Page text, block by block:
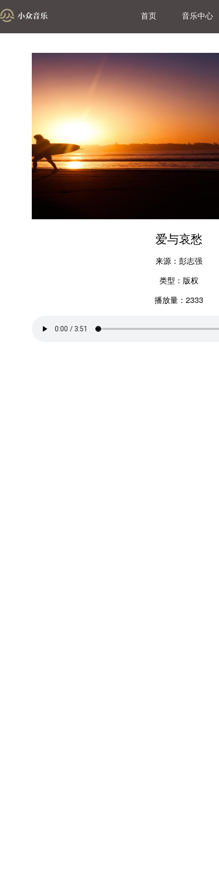
首页 音乐中心
爱与哀愁
来源：彭志强
类型：版权
播放量：2333